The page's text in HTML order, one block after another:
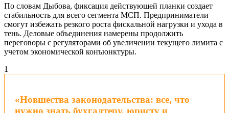
По словам Дыбова, фиксация действующей планки создает
стабильность для всего сегмента МСП. Предприниматели
смогут избежать резкого роста фискальной нагрузки и ухода в
тень. Деловые объединения намерены продолжить
переговоры с регуляторами об увеличении текущего лимита с
учетом экономической конъюнктуры.
1
«Новшества законодательства: все, что
нужно знать бухгалтеру, юристу и